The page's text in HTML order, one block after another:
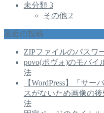
未分類 3
その他 2
最近の投稿
ZIPファイルのパスワ
povo(ポヴォ)のモバイ
法
【WordPress】「サ
スがないため画像の
法